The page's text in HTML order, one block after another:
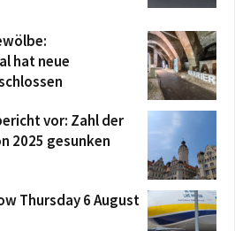
hat neue
vor: Zahl der
2025 gesunken
Thursday 6 August